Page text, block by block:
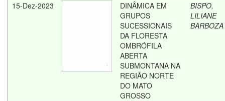
15-Dez-2023
DINÂMICA EM
GRUPOS
SUCESSIONAIS
DA FLORESTA
OMBRÓFILA
ABERTA
SUBMONTANA NA
REGIÃO NORTE
DO MATO
GROSSO
BISPO,
LILIANE
BARBOZA